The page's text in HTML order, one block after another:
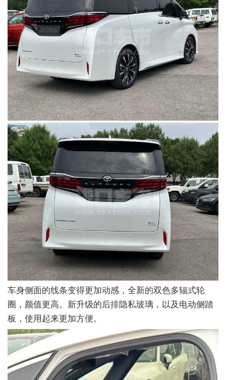
车身侧面的线条变得更加动感，全新的双色多辐式轮
圈，颜值更高。新升级的后排隐私玻璃，以及电动侧踏
板，使用起来更加方便。